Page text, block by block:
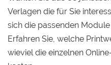
Verlagen die für Sie
sich die passenden
Erfahren Sie, welche
wieviel die einzelnen